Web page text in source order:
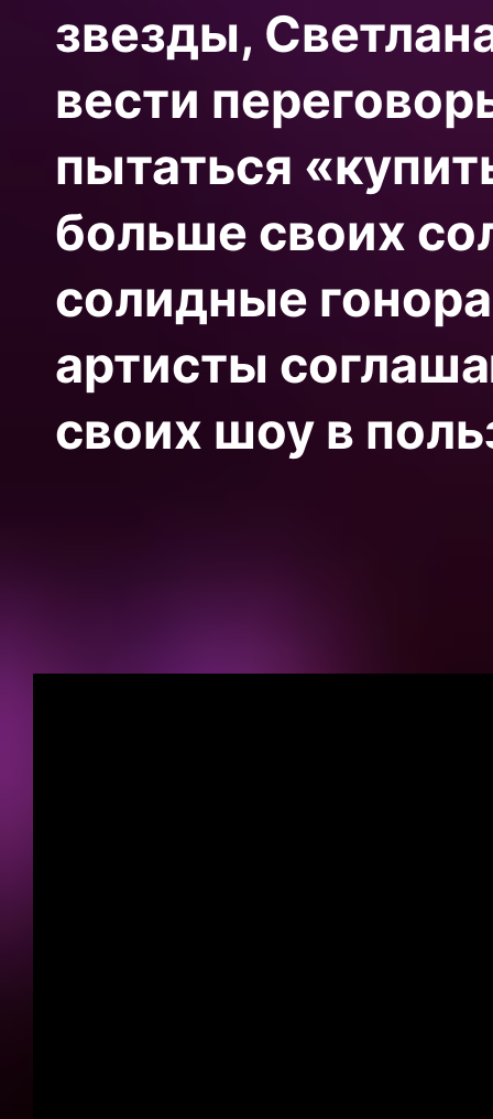
звезды,
вести
пытаться
больше своих
солидные
артисты
своих шоу в